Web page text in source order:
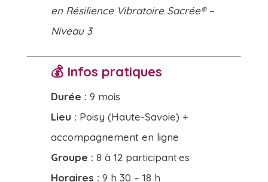
en Résilience Vibratoire Sacrée® –
Niveau 3
💰 Infos pratiques
Durée : 9 mois
Lieu : Poisy (Haute-Savoie) +
accompagnement en ligne
Groupe : 8 à 12 participant·es
Horaires : 9 h 30 – 18 h